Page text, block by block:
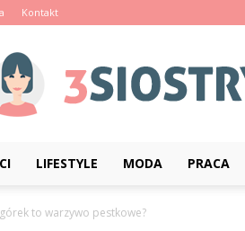
Kontakt
LIFESTYLE MODA PRACA
to warzywo pestkowe?